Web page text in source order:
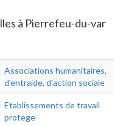
à Pierrefeu-du-var
Associations humanitaires,
d'entraide, d'action sociale
Etablissements de travail
protege